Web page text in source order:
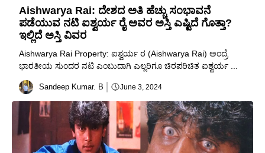
Aishwarya Rai: ದೇಶದ ಅತಿ ಹೆಚ್ಚು ಸಂಭಾವನೆ
ಪಡೆಯುವ ನಟಿ ಐಶ್ವರ್ಯ ರೈ ಅವರ ಅಸ್ತಿ ಎಷ್ಟಿದೆ ಗೊತ್ತಾ?
ಇಲ್ಲಿದೆ ಅಸ್ತಿ ವಿವರ
Aishwarya Rai Property: ಐಶ್ವರ್ಯ ರ (Aishwarya Rai) ಅಂದ್ರೆ
ಭಾರತೀಯ ಸುಂದರ ನಟಿ ಎಂಬುದಾಗಿ ಎಲ್ಲರಿಗೂ ಚಿರಪರಿಚಿತ ಐಶ್ವರ್ಯ ...
Sandeep Kumar. B June 3, 2024